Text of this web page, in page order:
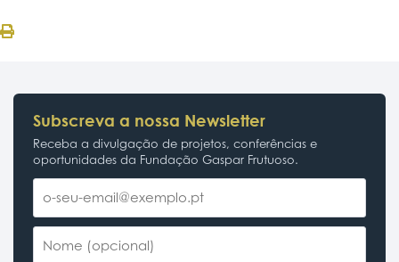
Subscreva a nossa Newsletter
Receba a divulgação de projetos, conferências e
oportunidades da Fundação Gaspar Frutuoso.